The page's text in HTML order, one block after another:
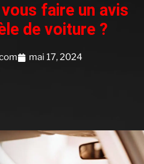
faire un avis
de voiture ?
mai 17, 2024